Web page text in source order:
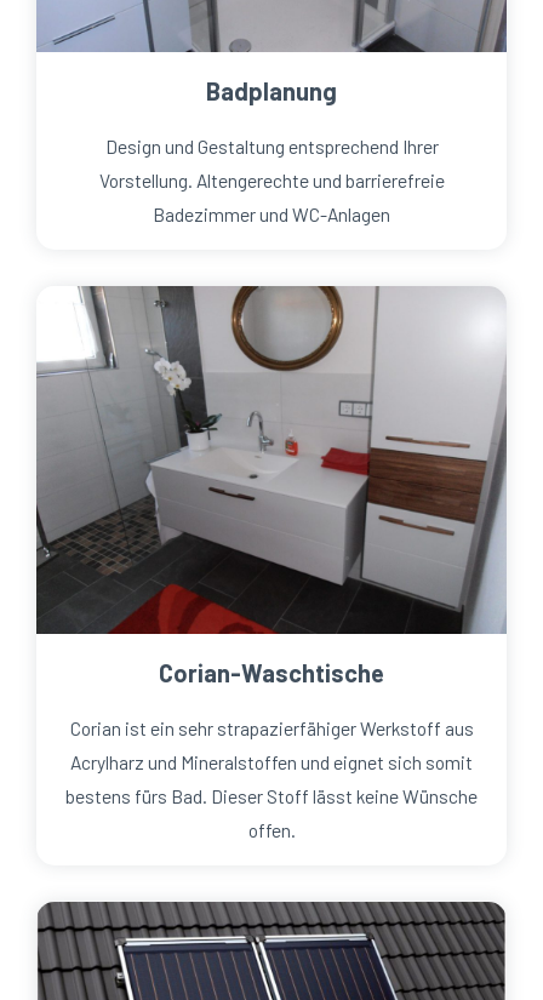
Badplanung
Design und Gestaltung entsprechend Ihrer
Vorstellung. Altengerechte und barrierefreie
Badezimmer und WC-Anlagen
Corian-Waschtische
Corian ist ein sehr strapazierfähiger Werkstoff aus
Acrylharz und Mineralstoffen und eignet sich somit
bestens fürs Bad. Dieser Stoff lässt keine Wünsche
offen.